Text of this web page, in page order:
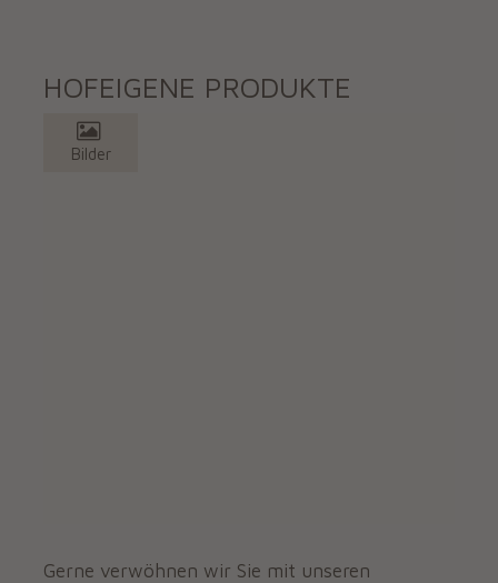
HOFEIGENE PRODUKTE
Bilder
Gerne verwöhnen wir Sie mit unseren